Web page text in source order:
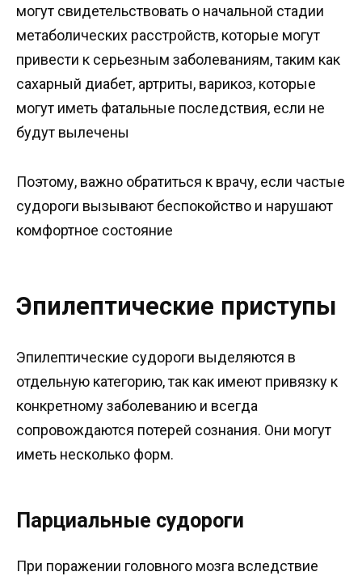
могут свидетельствовать о начальной стадии
метаболических расстройств, которые могут
привести к серьезным заболеваниям, таким как
сахарный диабет, артриты, варикоз, которые
могут иметь фатальные последствия, если не
будут вылечены
Поэтому, важно обратиться к врачу, если частые
судороги вызывают беспокойство и нарушают
комфортное состояние
Эпилептические приступы
Эпилептические судороги выделяются в
отдельную категорию, так как имеют привязку к
конкретному заболеванию и всегда
сопровождаются потерей сознания. Они могут
иметь несколько форм.
Парциальные судороги
При поражении головного мозга вследствие